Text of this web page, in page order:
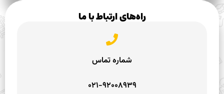
راه‌های ارتباط با ما
شماره تماس
۰۲۱-۹۲۰۰۸۹۳۹